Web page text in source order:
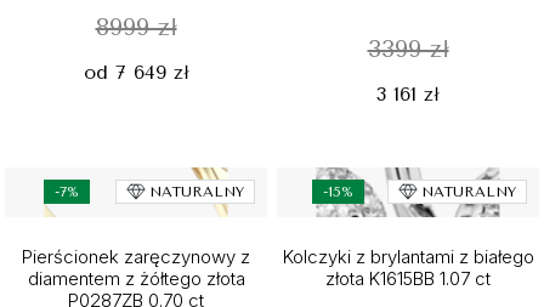
8999 zł
od 7 649 zł
3399 zł
3 161 zł
-7% NATURALNY
Pierścionek zaręczynowy z
diamentem z żółtego złota
P0287ZB 0.70 ct
-15% NATURALNY
Kolczyki z brylantami z białego
złota K1615BB 1.07 ct